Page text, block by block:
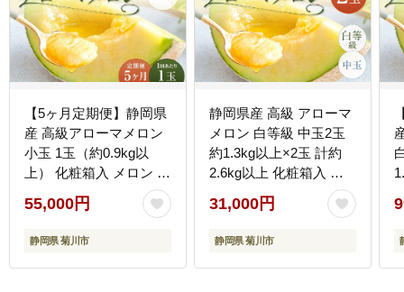
【5ヶ月定期便】静岡県
産 高級アローマメロン
小玉 1玉（約0.9kg以
上） 化粧箱入 メロン め
ろん くだもの 果物 果実
フルーツ ガラス温室栽
培 ブランド 国産 静岡県
55,000円
静岡県 菊川市
静岡県産 高級 アローマ
メロン 白等級 中玉2玉
約1.3kg以上×2玉 計約
2.6kg以上 化粧箱入 果
物 フルーツ メロン めろ
ん 青肉 高級ブランドメ
ロン ブランドメロン 高
31,000円
静岡県 菊川市